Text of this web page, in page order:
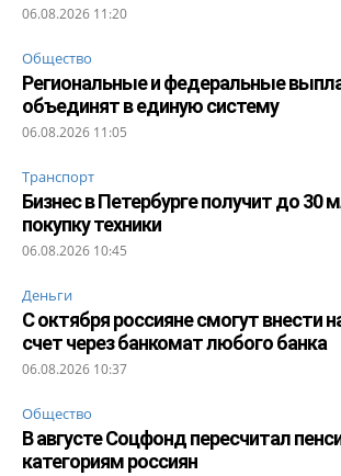
06.08.2026 11:20
Общество
Региональные и федеральные
объединят в единую систему
06.08.2026 11:05
Транспорт
Бизнес в Петербурге получит до 30
покупку техники
06.08.2026 10:45
Деньги
С октября россияне смогут внести
счет через банкомат любого банка
06.08.2026 10:37
Общество
В августе Соцфонд пересчитал
категориям россиян